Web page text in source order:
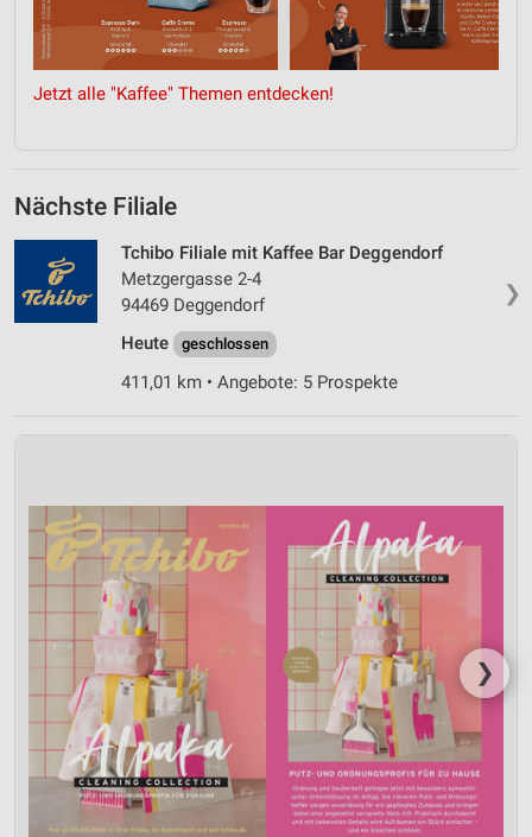
Jetzt alle "Kaffee" Themen entdecken!
Nächste Filiale
❯
Tchibo Filiale mit Kaffee Bar Deggendorf
Metzgergasse 2-4
94469 Deggendorf
Heute
geschlossen
411,01 km • Angebote: 5 Prospekte
❯